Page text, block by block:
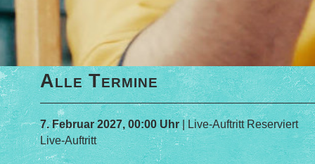
Alle Termine
7. Februar 2027, 00:00 Uhr| Live-Auftritt Reserviert
Live-Auftritt